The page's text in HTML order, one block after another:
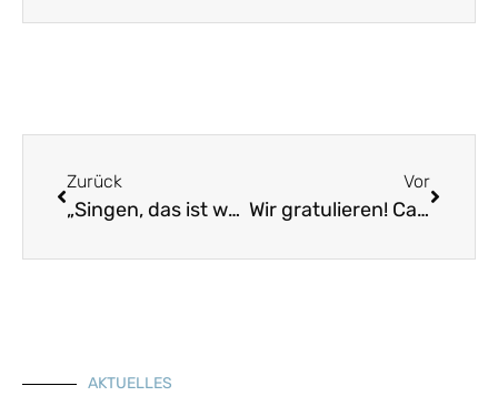
Zurück
„Singen, das ist wunderbar!“ – Fortbildungstag für weltliche und geistliche Volkslieder im Chorsatz
Vor
Wir gratulieren! Carolin Pruy-Popp erhält den Frankenwürfel
AKTUELLES